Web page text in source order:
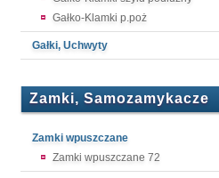
Gałko-Klamki p.poż
Gałki, Uchwyty
Zamki, Samozamykacze
Zamki wpuszczane
Zamki wpuszczane 72